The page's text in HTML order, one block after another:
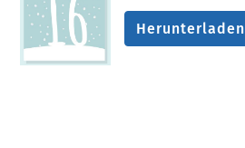
Herunterladen